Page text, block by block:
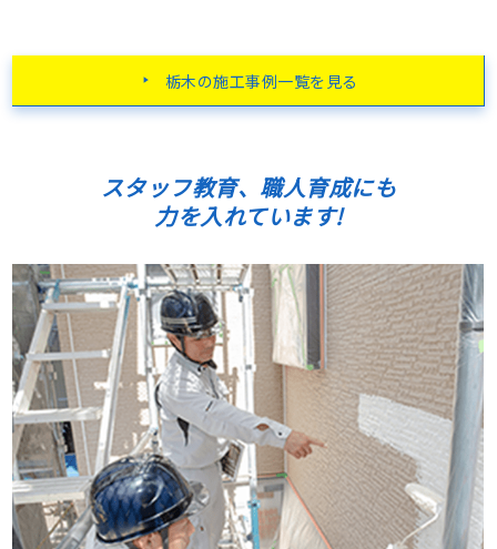
栃木の施工事例一覧を見る
スタッフ教育、職人育成にも
力を入れています!